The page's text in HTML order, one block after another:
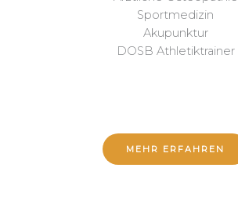
Sportmedizin
Akupunktur
DOSB Athletiktrainer
MEHR ERFAHREN